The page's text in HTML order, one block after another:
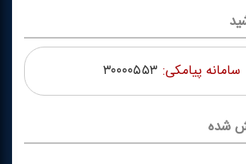
شده
سامانه پیامکی: ۳۰۰۰۰۵۵۳